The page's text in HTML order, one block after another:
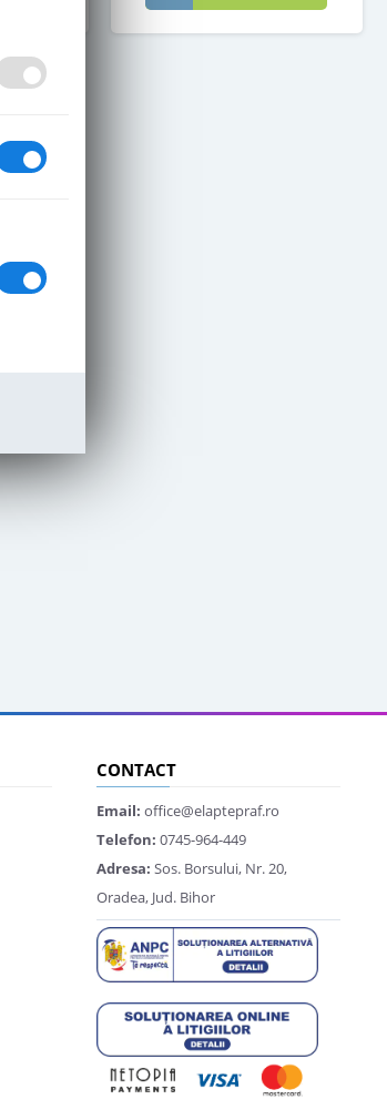
CONTACT
Email: office@elaptepraf.ro
Telefon: 0745-964-449
Adresa: Sos. Borsului, Nr. 20,
Oradea, Jud. Bihor